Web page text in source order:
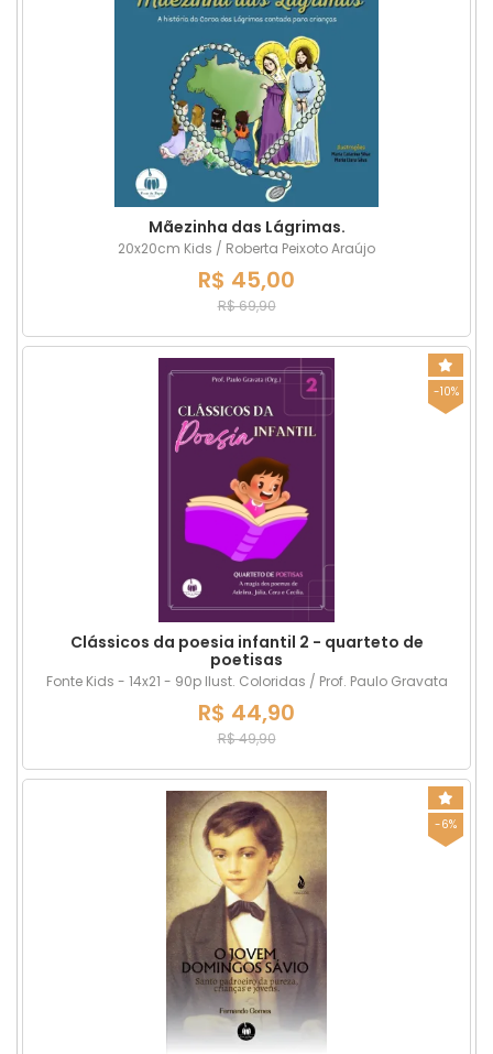
Mãezinha das Lágrimas.
20x20cm Kids / Roberta Peixoto Araújo
R$ 45,00
R$ 69,90
-10%
Clássicos da poesia infantil 2 - quarteto de
poetisas
Fonte Kids - 14x21 - 90p Ilust. Coloridas / Prof. Paulo Gravata
R$ 44,90
R$ 49,90
-6%